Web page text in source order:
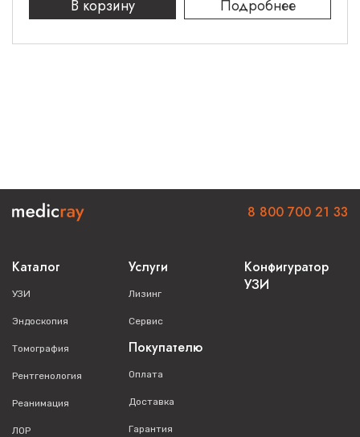
В корзину
Подробнее
Каталог
УЗИ
Эндоскопия
Томография
Рентгенология
Реанимация
ЛОР
Услуги
Лизинг
Сервис
Покупателю
Оплата
Доставка
Гарантия
Конфигуратор
УЗИ
8 800 700 21 33